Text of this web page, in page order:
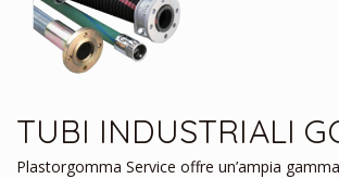
TUBI INDUSTRIALI
Plastorgomma Service offre un’ampia